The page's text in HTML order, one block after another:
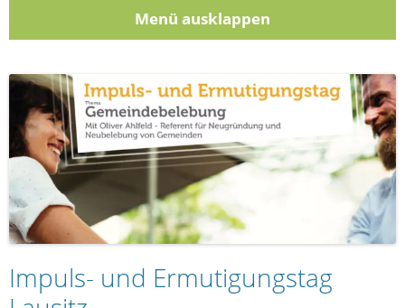
Menü
Impuls- und Ermutigungstag